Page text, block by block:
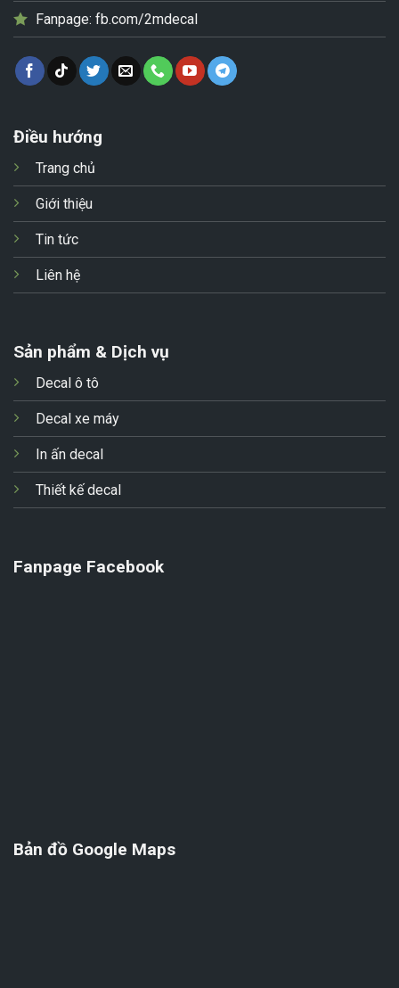
Fanpage: fb.com/2mdecal
Điều hướng
Trang chủ
Giới thiệu
Tin tức
Liên hệ
Sản phẩm & Dịch vụ
Decal ô tô
Decal xe máy
In ấn decal
Thiết kế decal
Fanpage Facebook
Bản đồ Google Maps